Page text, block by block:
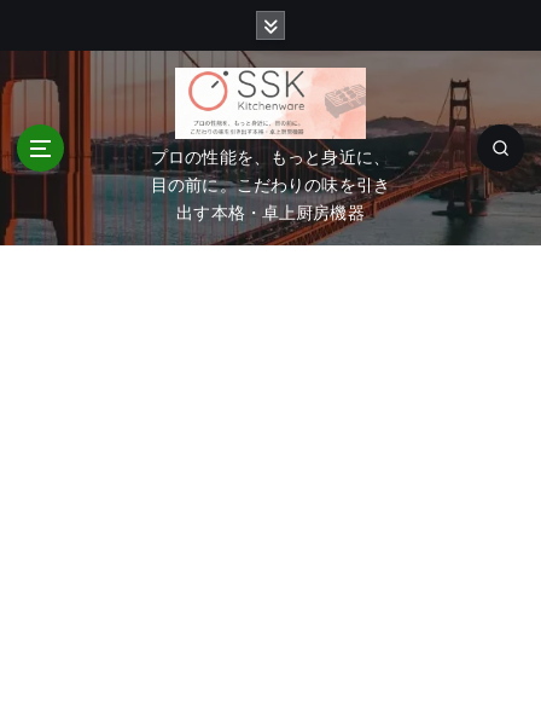
ン
へ
移
プロの性能を、もっと身近に、
目の前に。こだわりの味を引き
出す本格・卓上厨房機器